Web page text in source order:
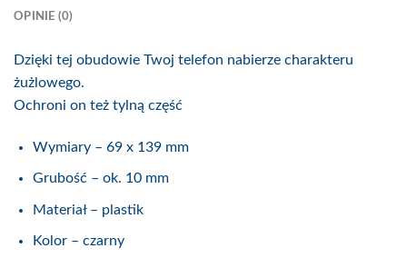
OPINIE (0)
Dzięki tej obudowie Twoj telefon nabierze charakteru
żużlowego.
Ochroni on też tylną część
Wymiary – 69 x 139 mm
Grubość – ok. 10 mm
Materiał – plastik
Kolor – czarny